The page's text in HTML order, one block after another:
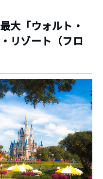
大「ウォルト・
リゾート（フロ